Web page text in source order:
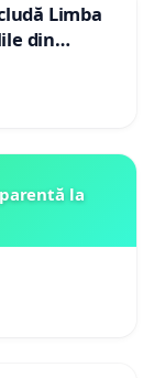
Limba
din
la